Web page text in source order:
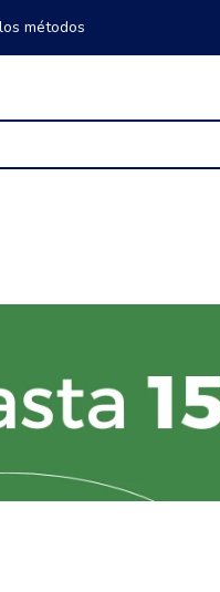
métodos